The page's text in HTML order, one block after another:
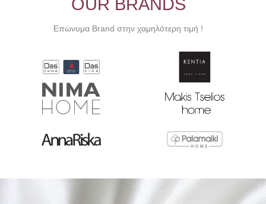
OUR BRANDS
Επώνυμα Brand στην χαμηλότερη τιμή !